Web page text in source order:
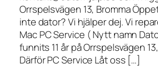
Orrspelsvägen 13, Bromma
inte dator? Vi hjälper dej. Vi
Mac PC Service ( Nytt namn
funnits 11 år på Orrspelsvägen
Därför PC Service Låt oss […]